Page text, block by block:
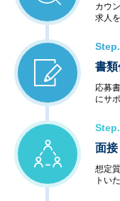
カウ
求人
書
応募
にサ
面
想定
トい